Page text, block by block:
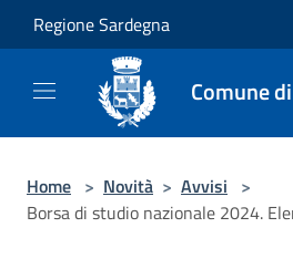
Salta al contenuto principale
Regione Sardegna
Comune
Home > Novità > Avvisi >
Borsa di studio nazionale 2024.